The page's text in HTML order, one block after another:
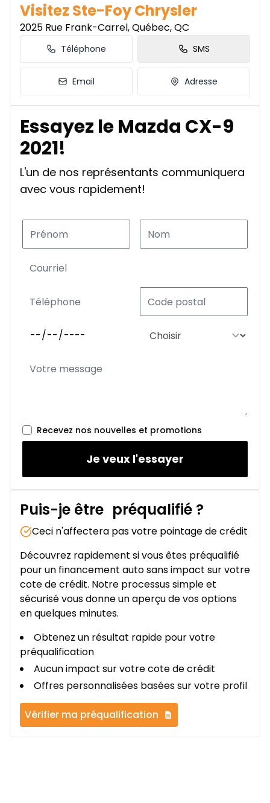
Visitez Ste-Foy Chrysler
2025 Rue Frank-Carrel, Québec, QC
Téléphone SMS
Email Adresse
Essayez le Mazda CX-9
2021!
L'un de nos représentants communiquera
avec vous rapidement!
Recevez nos nouvelles et promotions
Je veux l'essayer
Puis-je être préqualifié ?
Ceci n'affectera pas votre pointage de crédit
Découvrez rapidement si vous êtes préqualifié
pour un financement auto sans impact sur votre
cote de crédit. Notre processus simple et
sécurisé vous donne un aperçu de vos options
en quelques minutes.
Obtenez un résultat rapide pour votre
préqualification
Aucun impact sur votre cote de crédit
Offres personnalisées basées sur votre profil
Vérifier ma préqualification